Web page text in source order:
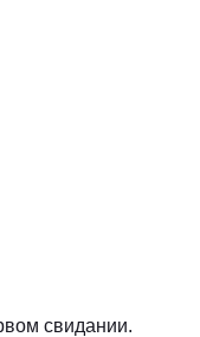
свидании.